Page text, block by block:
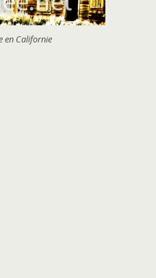
en Californie